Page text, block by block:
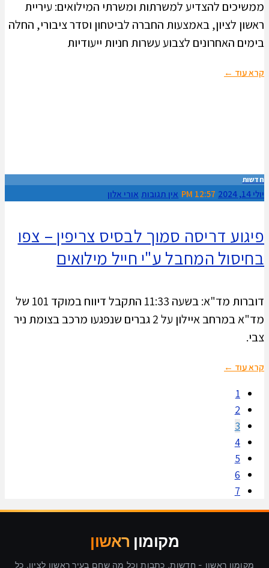
ממשיכים להצדיע למשרתות ומשרתי המילואים: עיריית
ראשון לציון, באמצעות החברה לביטחון וסדר ציבורי, החלה
בימים האחרונים לצבוע עשרות חניות ייעודיות
קרא עוד ←
חדשות
יולי 14, 2024 12:57 PM אין תגובות אורי אלון
פיגוע דריסה סמוך לבסיס צריפין – צפו
בחיסול המחבל ע"י חייל מילואים
דוברות מד"א: בשעה 11:33 התקבל דיווח במוקד 101 של
מד"א במרחב איילון על 2 גברים שנפגעו מרכב בצומת ניר
צבי.
קרא עוד ←
1
2
3
4
5
6
7
מקומון ראשון
מקומון ראשון - חדשות, כתבות וכל מה שחם בעיר ראשון לציון. כל